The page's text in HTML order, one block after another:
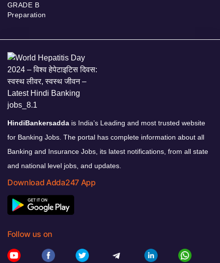
GRADE B
Preparation
HindiBankersadda is India’s Leading and most trusted website
for Banking Jobs. The portal has complete information about all
Banking and Insurance Jobs, its latest notifications, from all state
and national level jobs, and updates.
Download Adda247 App
Follow us on